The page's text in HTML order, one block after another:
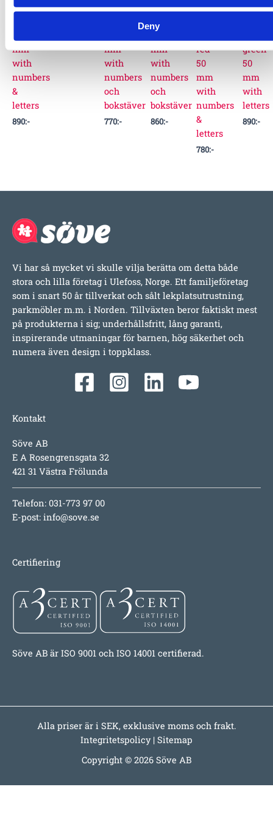
Deny
slabs
mm
with
numbers
&
letters
890:-
1
slabs
mm
with
numbers
och
bokstäver
770:-
slabs
40
mm
with
numbers
och
bokstäver
860:-
Impact
red
50
mm
with
numbers
&
letters
780:-
Impact
green
50
mm
with
letters
890:-
Vi har så mycket vi skulle vilja berätta om detta både
stora och lilla företag i Ulefoss, Norge. Ett familjeföretag
som i snart 50 år tillverkat och sålt lekplatsutrustning,
parkmöbler m.m. i Norden. Tillväxten beror faktiskt mest
på produkterna i sig; underhållsfritt, lång garanti,
inspirerande utmaningar för barnen, hög säkerhet och
numera även design i toppklass.
Kontakt
Söve AB
E A Rosengrensgata 32
421 31 Västra Frölunda
Telefon: 031-773 97 00
E-post: info@sove.se
Certifiering
Söve AB är ISO 9001 och ISO 14001 certifierad.
Alla priser är i SEK, exklusive moms och frakt.
Integritetspolicy| Sitemap
Copyright © 2026 Söve AB